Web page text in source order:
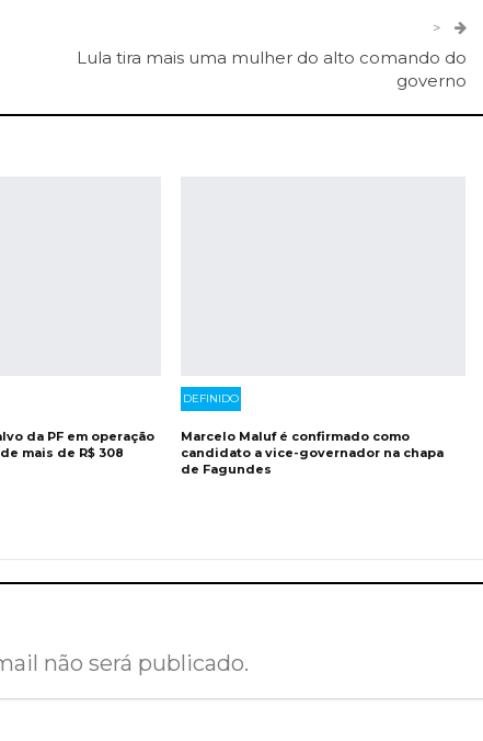
>
Lula tira mais uma mulher do alto comando do
governo
da PF em operação
mais de R$ 308
DEFINIDO
Marcelo Maluf é confirmado como
candidato a vice-governador na chapa
de Fagundes
não será publicado.